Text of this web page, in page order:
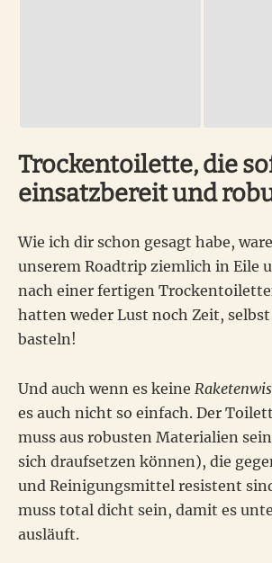
Trockentoilette, die
einsatzbereit und
Wie ich dir schon gesagt habe,
unserem Roadtrip ziemlich in Eile
nach einer fertigen
hatten weder Lust noch Zeit, selbst
basteln!
Und auch wenn es keine
es auch nicht so einfach. Der
muss aus robusten Materialien
sich draufsetzen können), die
und Reinigungsmittel resistent
muss total dicht sein, damit es
ausläuft.